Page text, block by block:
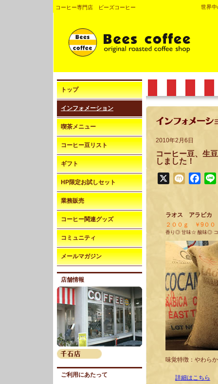
コーヒー専門店 ビーズコーヒー 世界
トップ
インフォメーション
喫茶メニュー
コーヒー豆リスト
ギフト
HP限定お試しセット
業務販売
コーヒー関連グッズ
コミュニティ
メールマガジン
店舗情報
ご利用にあたって
2010年2月6日
コーヒー豆、生
しました！
Mixi
ラオス アラビカ
２００ｇ ￥9００
香り◎ 甘味☆ 酸味◎
味覚特徴：やわら
詳細はこちら